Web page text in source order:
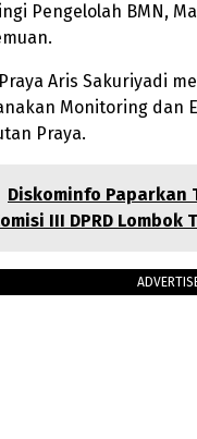
Pengelolah BMN,
Aris Sakuriyadi
Monitoring dan
Praya.
Diskominfo Paparkan
III DPRD Lombok